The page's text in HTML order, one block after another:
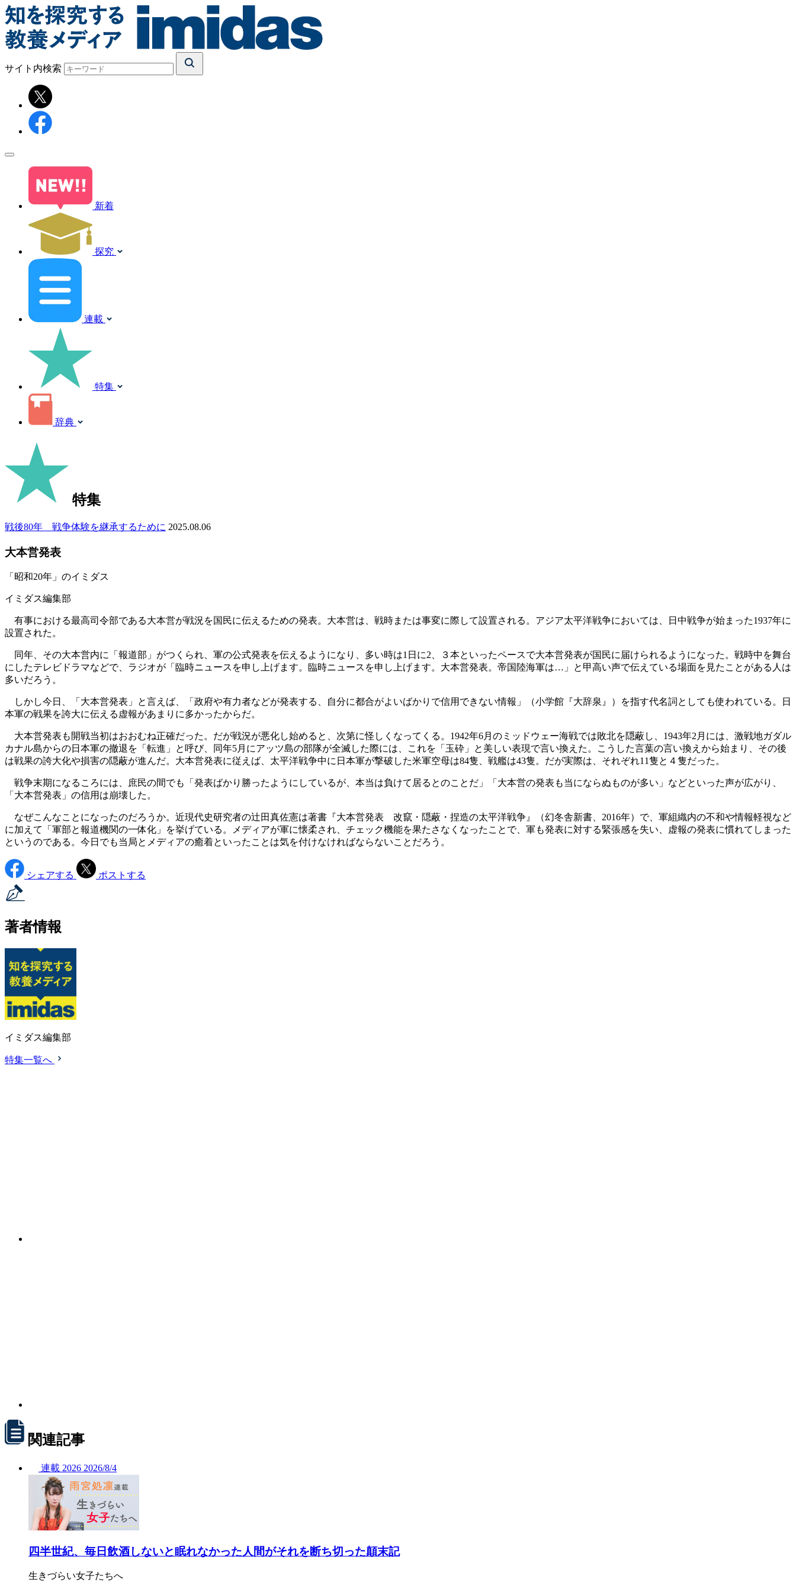
サイト内検索
新着
探究
連載
特集
辞典
特集
戦後80年 戦争体験を継承するために 2025.08.06
大本営発表
「昭和20年」のイミダス
イミダス編集部
有事における最高司令部である大本営が戦況を国民に伝えるための発表。大本営は、戦時または事変に際して設置される。アジア太平洋戦争においては、日中戦争が始まった1937年に
設置された。
同年、その大本営内に「報道部」がつくられ、軍の公式発表を伝えるようになり、多い時は1日に2、３本といったペースで大本営発表が国民に届けられるようになった。戦時中を舞台
にしたテレビドラマなどで、ラジオが「臨時ニュースを申し上げます。臨時ニュースを申し上げます。大本営発表。帝国陸海軍は…」と甲高い声で伝えている場面を見たことがある人は
多いだろう。
しかし今日、「大本営発表」と言えば、「政府や有力者などが発表する、自分に都合がよいばかりで信用できない情報」（小学館『大辞泉』）を指す代名詞としても使われている。日
本軍の戦果を誇大に伝える虚報があまりに多かったからだ。
大本営発表も開戦当初はおおむね正確だった。だが戦況が悪化し始めると、次第に怪しくなってくる。1942年6月のミッドウェー海戦では敗北を隠蔽し、1943年2月には、激戦地ガダル
カナル島からの日本軍の撤退を「転進」と呼び、同年5月にアッツ島の部隊が全滅した際には、これを「玉砕」と美しい表現で言い換えた。こうした言葉の言い換えから始まり、その後
は戦果の誇大化や損害の隠蔽が進んだ。大本営発表に従えば、太平洋戦争中に日本軍が撃破した米軍空母は84隻、戦艦は43隻。だが実際は、それぞれ11隻と４隻だった。
戦争末期になるころには、庶民の間でも「発表ばかり勝ったようにしているが、本当は負けて居るとのことだ」「大本営の発表も当にならぬものが多い」などといった声が広がり、
「大本営発表」の信用は崩壊した。
なぜこんなことになったのだろうか。近現代史研究者の辻田真佐憲は著書『大本営発表 改竄・隠蔽・捏造の太平洋戦争』（幻冬舎新書、2016年）で、軍組織内の不和や情報軽視など
に加えて「軍部と報道機関の一体化」を挙げている。メディアが軍に懐柔され、チェック機能を果たさなくなったことで、軍も発表に対する緊張感を失い、虚報の発表に慣れてしまった
というのである。今日でも当局とメディアの癒着といったことは気を付けなければならないことだろう。
シェアする ポストする
著者情報
イミダス編集部
特集一覧へ
関連記事
連載 2026 2026/8/4
四半世紀、毎日飲酒しないと眠れなかった人間がそれを断ち切った顛末記
生きづらい女子たちへ